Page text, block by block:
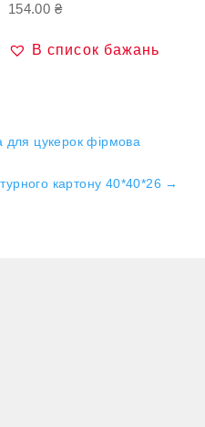
154.00 ₴
В список бажань
для цукерок фірмова
картону 40*40*26 →